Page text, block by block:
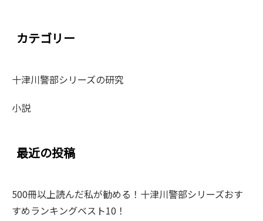
カテゴリー
十津川警部シリーズの研究
小説
最近の投稿
500冊以上読んだ私が勧める！十津川警部シリーズおす
すめランキングベスト10！